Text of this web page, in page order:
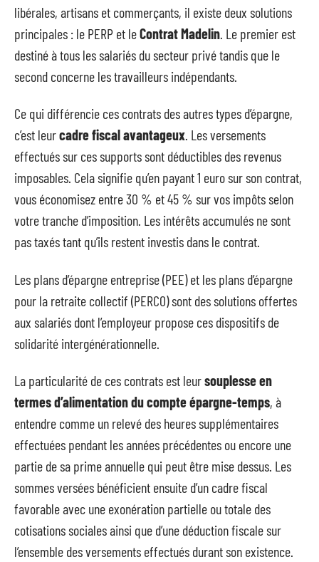
libérales, artisans et commerçants, il existe deux solutions
principales : le PERP et leContrat Madelin . Le premier est
destiné à tous les salariés du secteur privé tandis que le
second concerne les travailleurs indépendants.
Ce qui différencie ces contrats des autres types d’épargne,
c’est leurcadre fiscal avantageux. Les versements
effectués sur ces supports sont déductibles des revenus
imposables. Cela signifie qu’en payant 1 euro sur son contrat,
vous économisez entre 30 % et 45 % sur vos impôts selon
votre tranche d’imposition. Les intérêts accumulés ne sont
pas taxés tant qu’ils restent investis dans le contrat.
Les plans d’épargne entreprise (PEE) et les plans d’épargne
pour la retraite collectif (PERCO) sont des solutions offertes
aux salariés dont l’employeur propose ces dispositifs de
solidarité intergénérationnelle.
La particularité de ces contrats est leursouplesse en
termes d’alimentation du compte épargne-temps, à
entendre comme un relevé des heures supplémentaires
effectuées pendant les années précédentes ou encore une
partie de sa prime annuelle qui peut être mise dessus. Les
sommes versées bénéficient ensuite d’un cadre fiscal
favorable avec une exonération partielle ou totale des
cotisations sociales ainsi que d’une déduction fiscale sur
l’ensemble des versements effectués durant son existence.